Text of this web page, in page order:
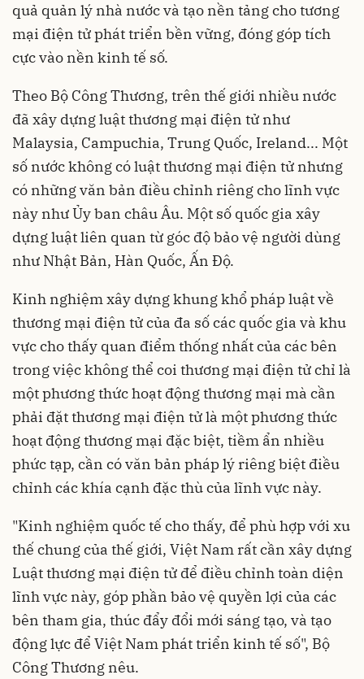
quả quản lý nhà nước và tạo nền tảng cho tương
mại điện tử phát triển bền vững, đóng góp tích
cực vào nền kinh tế số.
Theo Bộ Công Thương, trên thế giới nhiều nước
đã xây dựng luật thương mại điện tử như
Malaysia, Campuchia, Trung Quốc, Ireland... Một
số nước không có luật thương mại điện tử nhưng
có những văn bản điều chỉnh riêng cho lĩnh vực
này như Ủy ban châu Âu. Một số quốc gia xây
dựng luật liên quan từ góc độ bảo vệ người dùng
như Nhật Bản, Hàn Quốc, Ấn Độ.
Kinh nghiệm xây dựng khung khổ pháp luật về
thương mại điện tử của đa số các quốc gia và khu
vực cho thấy quan điểm thống nhất của các bên
trong việc không thể coi thương mại điện tử chỉ là
một phương thức hoạt động thương mại mà cần
phải đặt thương mại điện tử là một phương thức
hoạt động thương mại đặc biệt, tiềm ẩn nhiều
phức tạp, cần có văn bản pháp lý riêng biệt điều
chỉnh các khía cạnh đặc thù của lĩnh vực này.
"Kinh nghiệm quốc tế cho thấy, để phù hợp với xu
thế chung của thế giới, Việt Nam rất cần xây dựng
Luật thương mại điện tử để điều chỉnh toàn diện
lĩnh vực này, góp phần bảo vệ quyền lợi của các
bên tham gia, thúc đẩy đổi mới sáng tạo, và tạo
động lực để Việt Nam phát triển kinh tế số", Bộ
Công Thương nêu.